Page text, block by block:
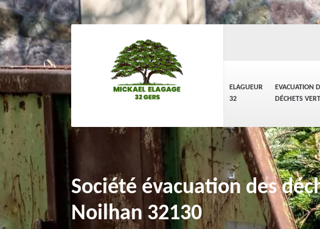
ELAGUEUR
32
EVACUATION
DÉCHETS
Société évacuation des
Noilhan 32130